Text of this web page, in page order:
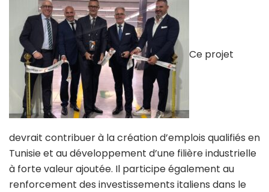
Ce projet
devrait contribuer à la création d’emplois qualifiés en
Tunisie et au développement d’une filière industrielle
à forte valeur ajoutée. Il participe également au
renforcement des investissements italiens dans le